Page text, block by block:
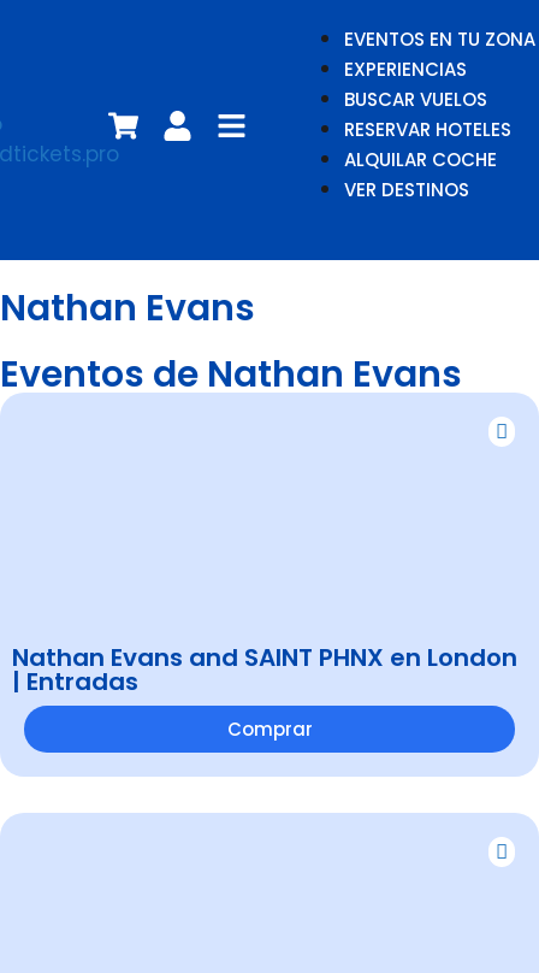
EVENTOS EN TU ZONA
EXPERIENCIAS
BUSCAR VUELOS
RESERVAR HOTELES
ALQUILAR COCHE
VER DESTINOS
Nathan Evans
Eventos de Nathan Evans
Nathan Evans and SAINT PHNX en London
| Entradas
Comprar